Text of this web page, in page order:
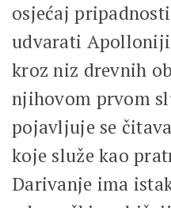
osjećaj
udvarati
kroz niz drevnih
njihovom prvom
pojavljuje se
koje služe kao
Darivanje ima